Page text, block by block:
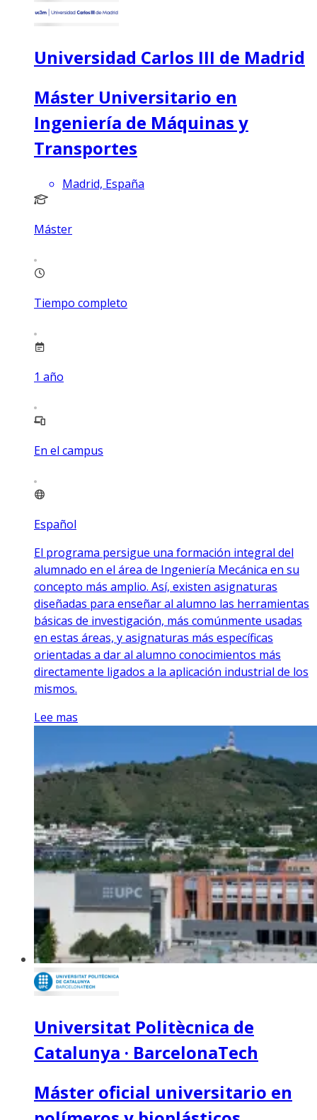
Universidad Carlos III de Madrid
Máster Universitario en
Ingeniería de Máquinas y
Transportes
Madrid, España
Máster
Tiempo completo
1 año
En el campus
Español
El programa persigue una formación integral del
alumnado en el área de Ingeniería Mecánica en su
concepto más amplio. Así, existen asignaturas
diseñadas para enseñar al alumno las herramientas
básicas de investigación, más comúnmente usadas
en estas áreas, y asignaturas más específicas
orientadas a dar al alumno conocimientos más
directamente ligados a la aplicación industrial de los
mismos.
Lee mas
Universitat Politècnica de
Catalunya · BarcelonaTech
Máster oficial universitario en